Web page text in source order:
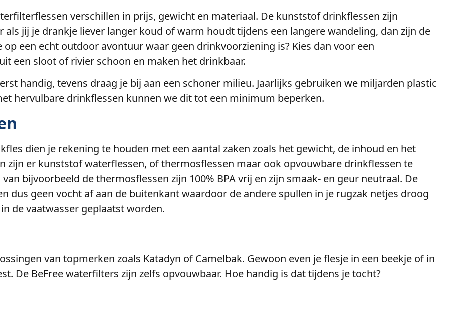
verschillen in prijs, gewicht en materiaal. De kunststof drinkflessen zijn
jij je drankje liever langer koud of warm houdt tijdens een langere wandeling, dan zijn de
een echt outdoor avontuur waar geen drinkvoorziening is? Kies dan voor een
een sloot of rivier schoon en maken het drinkbaar.
handig, tevens draag je bij aan een schoner milieu. Jaarlijks gebruiken we miljarden plastic
hervulbare drinkflessen kunnen we dit tot een minimum beperken.
dien je rekening te houden met een aantal zaken zoals het gewicht, de inhoud en het
zijn er kunststof waterflessen, of thermosflessen maar ook opvouwbare drinkflessen te
bijvoorbeeld de thermosflessen zijn 100% BPA vrij en zijn smaak- en geur neutraal. De
dus geen vocht af aan de buitenkant waardoor de andere spullen in je rugzak netjes droog
de vaatwasser geplaatst worden.
van topmerken zoals Katadyn of Camelbak. Gewoon even je flesje in een beekje of in
De BeFree waterfilters zijn zelfs opvouwbaar. Hoe handig is dat tijdens je tocht?